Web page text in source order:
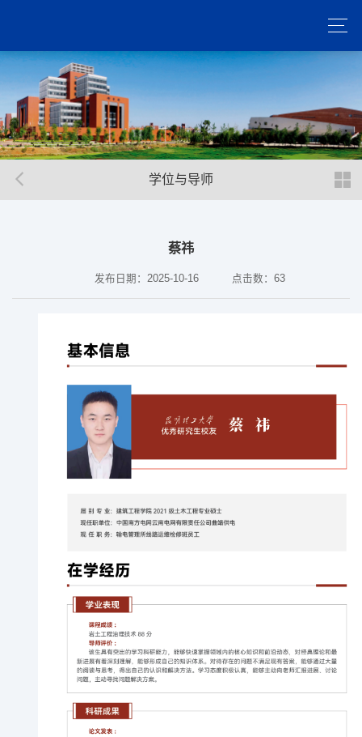
学位与导师
蔡祎
发布日期：2025-10-16 点击数：63